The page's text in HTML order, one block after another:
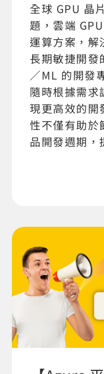
全球 GPU 晶
題，雲端
運算方案，解
長期敏捷開發
／ML 的開發
隨時根據需求
現更高效的開
性不僅有助於
品開發週期，